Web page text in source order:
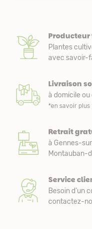
Plantes
avec savoir-
Livraison
à domicile
*en savoir plus
Retrait
à Gennes-
Montauban-
Service
Besoin d’un
contactez-